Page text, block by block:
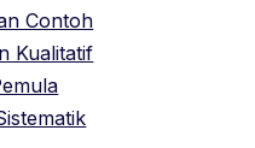
Contoh
Kualitatif